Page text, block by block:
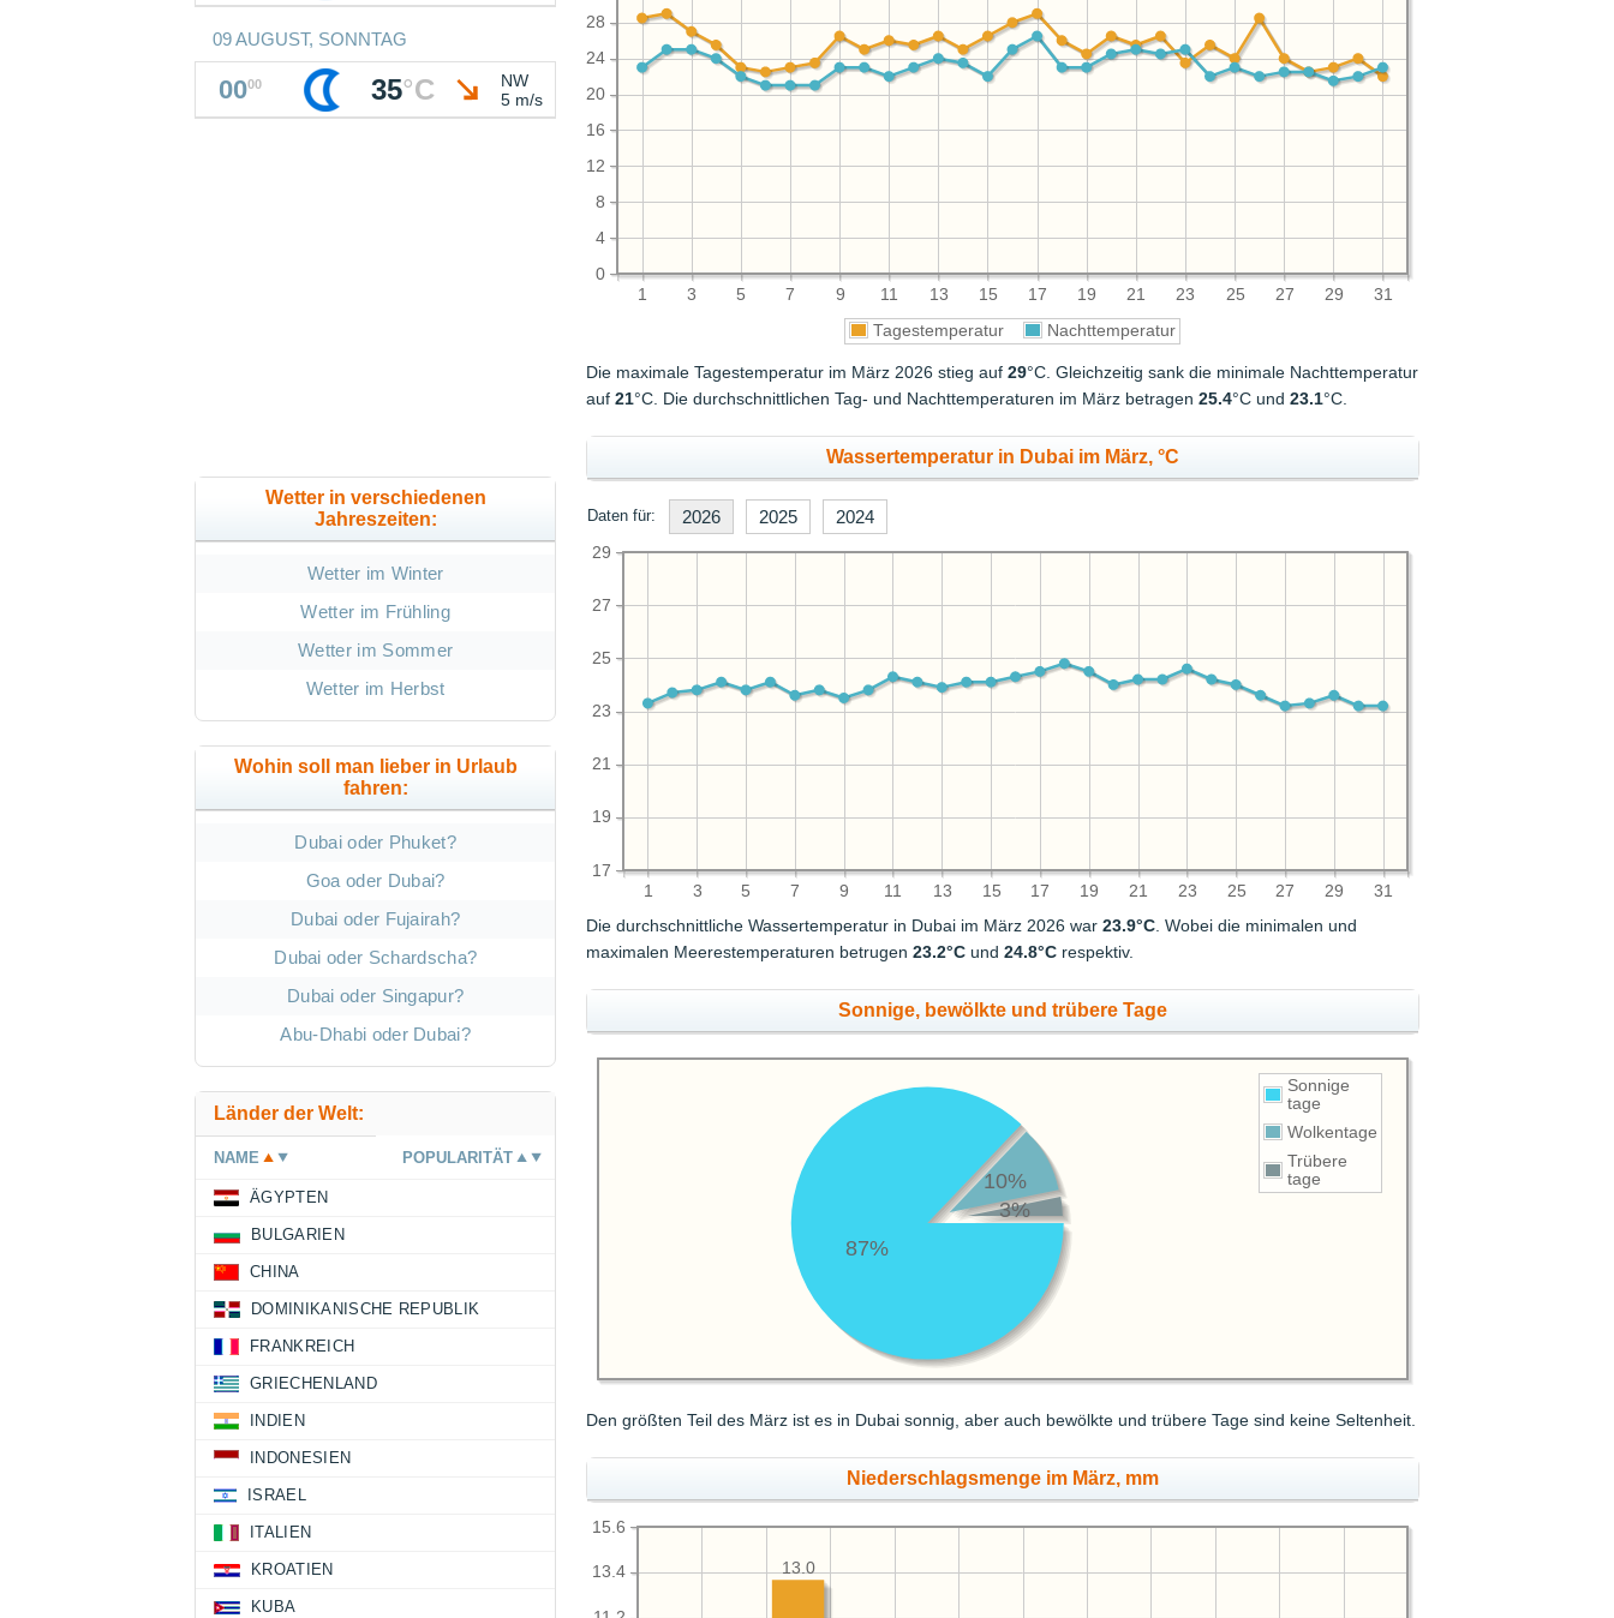
1 3 5 7 9 11 13 15 17 19 21 23 25 27 29 31
0
4
8
12
16
20
24
28
Tagestemperatur Nachttemperatur
Die maximale Tagestemperatur im März 2026 stieg auf29°C. Gleichzeitig sank die minimale Nachttemperatur
auf21°C. Die durchschnittlichen Tag- und Nachttemperaturen im März betragen25.4°C und23.1°C.
Wassertemperatur in Dubai im März, °C
Daten für: 2026 2025 2024
1 3 5 7 9 11 13 15 17 19 21 23 25 27 29 31
17
19
21
23
25
27
29
Die durchschnittliche Wassertemperatur in Dubai im März 2026 war23.9°C . Wobei die minimalen und
maximalen Meerestemperaturen betrugen23.2°C und24.8°C respektiv.
Sonnige, bewölkte und trübere Tage
Sonnige
tage
Wolkentage
Trübere
tage
87%
10%
3%
Den größten Teil des März ist es in Dubai sonnig, aber auch bewölkte und trübere Tage sind keine Seltenheit.
Niederschlagsmenge im März, mm
13.4
15.6
13.0
09 AUGUST, SONNTAG
0000 35°C
NW
5 m/s
Wetter in verschiedenen
Jahreszeiten:
Wetter im Winter
Wetter im Frühling
Wetter im Sommer
Wetter im Herbst
Wohin soll man lieber in Urlaub
fahren:
Dubai oder Phuket?
Goa oder Dubai?
Dubai oder Fujairah?
Dubai oder Schardscha?
Dubai oder Singapur?
Abu-Dhabi oder Dubai?
Länder der Welt:
NAME POPULARITÄT
ÄGYPTEN
BULGARIEN
CHINA
DOMINIKANISCHE REPUBLIK
FRANKREICH
GRIECHENLAND
INDIEN
INDONESIEN
ISRAEL
ITALIEN
KROATIEN
KUBA